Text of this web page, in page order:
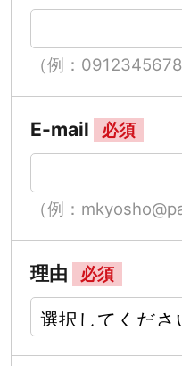
（例：
E-mail 必須
（例：
理由 必須